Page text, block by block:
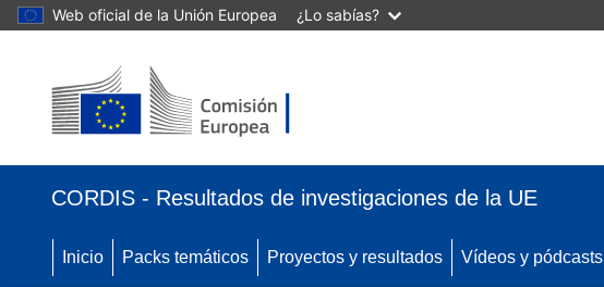
Web oficial de la Unión Europea ¿Lo sabías?
CORDIS - Resultados de investigaciones de la UE
Inicio Packs temáticos Proyectos y resultados Vídeos y pódcasts